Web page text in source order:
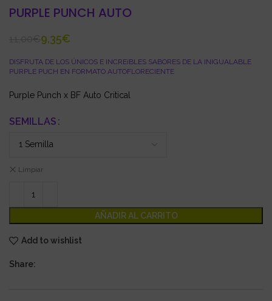
PURPLE PUNCH AUTO
9,35€
DISFRUTA DE LOS ÚNICOS E INCREíBLES SABORES DE LA INIGUALABLE
PURPLE PUCH EN FORMATO AUTOFLORECIENTE
Purple Punch x BF Auto Critical
SEMILLAS
Limpiar
AÑADIR AL CARRITO
Add to wishlist
Share: